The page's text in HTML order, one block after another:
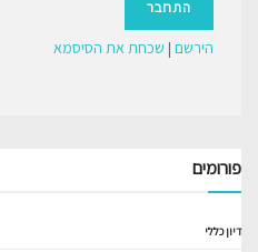
הירשם | שכחת את הסיסמא
פורומים
דיון כללי